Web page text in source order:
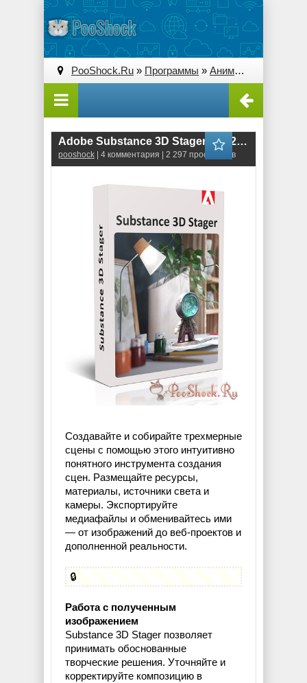
PooShock.Ru » Программы » Анимация и 3D
Adobe Substance 3D Stager (1.0.2.5541) RePack
pooshock | 4 комментария | 2 297 просмотров
Создавайте и собирайте трехмерные
сцены с помощью этого интуитивно
понятного инструмента создания
сцен. Размещайте ресурсы,
материалы, источники света и
камеры. Экспортируйте
медиафайлы и обменивайтесь ими
— от изображений до веб-проектов и
дополненной реальности.
🔒
Работа с полученным
изображением
Substance 3D Stager позволяет
принимать обоснованные
творческие решения. Уточняйте и
корректируйте композицию в